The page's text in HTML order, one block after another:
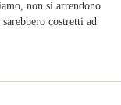
non si arrendono
costretti ad